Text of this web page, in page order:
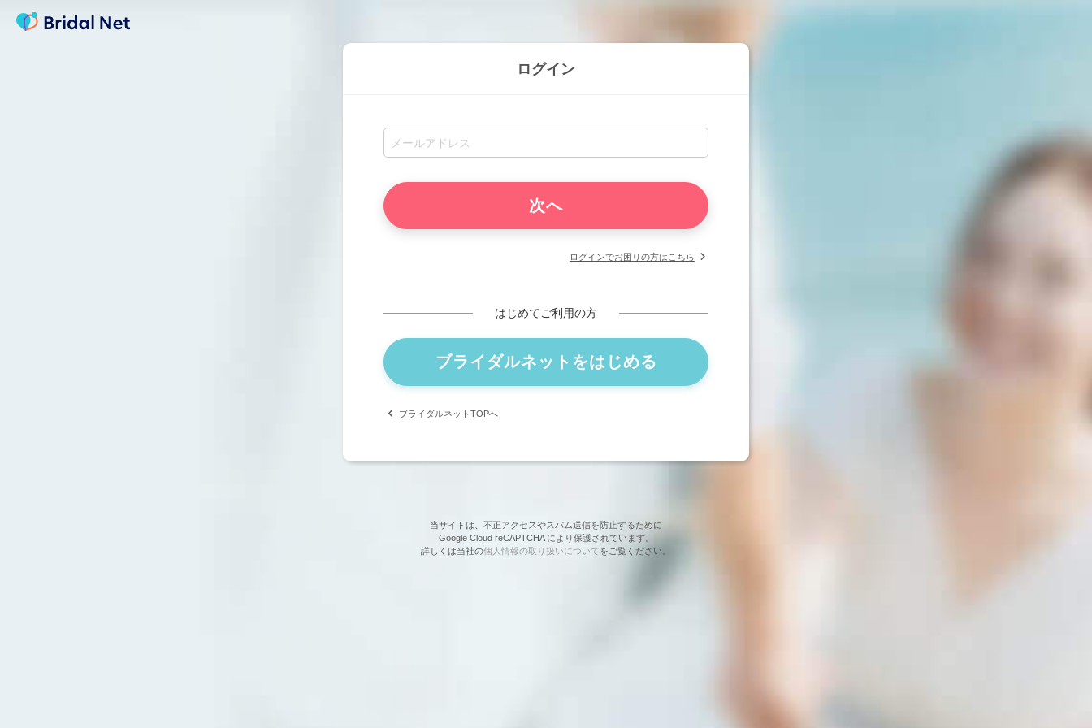
ログイン
ログインでお困りの方はこちら
はじめてご利用の方
ブライダルネットをはじめる
ブライダルネットTOPへ
当サイトは、不正アクセスやスパム送信を防止するために
Google Cloud reCAPTCHA により保護されています。
詳しくは当社の個人情報の取り扱いについてをご覧ください。